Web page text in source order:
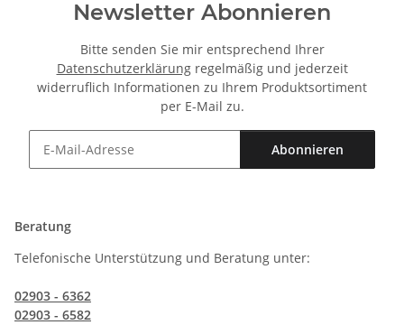
Newsletter Abonnieren
Bitte senden Sie mir entsprechend Ihrer
Datenschutzerklärungregelmäßig und jederzeit
widerruflich Informationen zu Ihrem Produktsortiment
per E-Mail zu.
Abonnieren
Beratung
Telefonische Unterstützung und Beratung unter:
02903 - 6362
02903 - 6582